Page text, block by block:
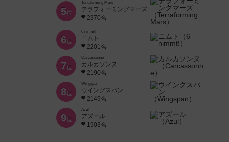
5位
Terraforming Mars
テラフォーミングマーズ
2370名
6位
6 nimmt!
ニムト
2201名
7位
Carcassonne
カルカソンヌ
2190名
8位
Wingspan
ウイングスパン
2149名
9位
Azul
アズール
1903名